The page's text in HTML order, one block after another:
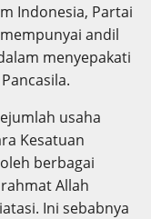
Indonesia, Partai
andil
menyepakati
usaha
Kesatuan
berbagai
Allah
Ini sebabnya